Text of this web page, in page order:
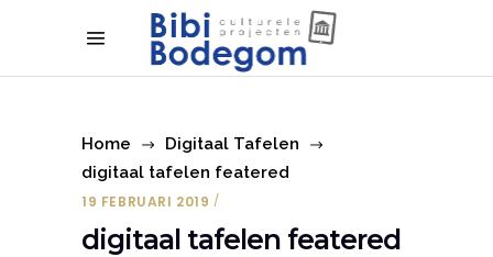
Home
Digitaal Tafelen
digitaal tafelen featered
19 FEBRUARI 2019
digitaal tafelen featered